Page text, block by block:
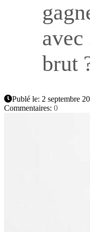
avec
brut
Publé le: 2 septembre
Commentaires: 0